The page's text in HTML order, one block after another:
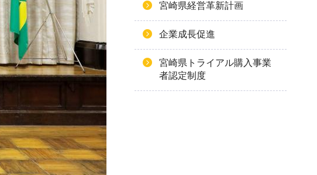
宮崎県経営革新計画
企業成長促進
宮崎県トライアル購入事業
者認定制度